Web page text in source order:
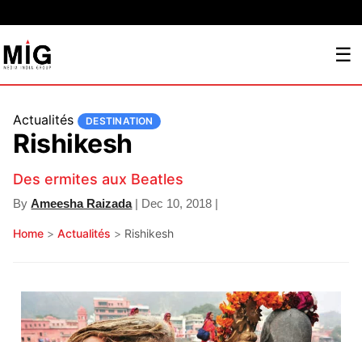
☰
Actualités DESTINATION
Rishikesh
Des ermites aux Beatles
ByAmeesha Raizada| Dec 10, 2018 |
Home >Actualités > Rishikesh